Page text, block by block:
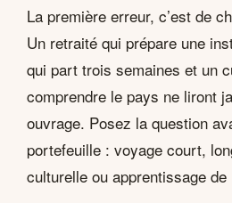
La première erreur, c’est de
Un retraité qui prépare une
qui part trois semaines et un
comprendre le pays ne liront
ouvrage. Posez la question
portefeuille : voyage court,
culturelle ou apprentissage de